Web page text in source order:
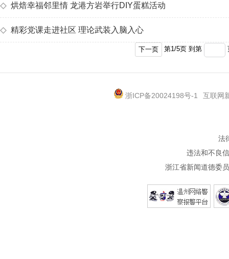
◇ 烘焙幸福邻里情 龙港方岩举行DIY蛋糕活动
◇ 精彩党课走进社区 理论武装入脑入心
下一页 第1/5页 到第
浙ICP备20024198号-1 互联网
法
违法和不良
浙江省新闻道德委